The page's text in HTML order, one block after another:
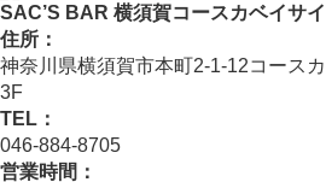
SAC’S BAR 横須賀コースカベイサ
住所：
神奈川県横須賀市本町2-1-12コース
3F
TEL：
046-884-8705
営業時間：